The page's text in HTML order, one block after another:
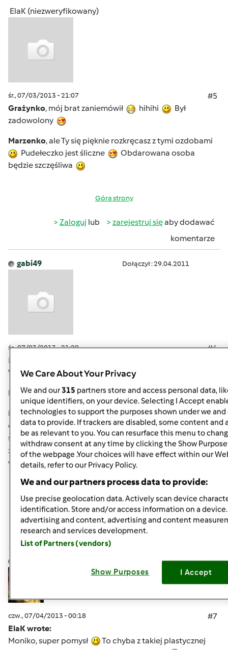
ElaK (niezweryfikowany)
śr., 07/03/2013 - 21:07
#5
Grażynko, mój brat zaniemówił hihihi
Był
zadowolony
Marzenko, ale Ty się pięknie rozkręcasz z tymi ozdobami
Pudełeczko jest śliczne
Obdarowana osoba
będzie szczęśliwa
Góra strony
Zaloguj lub zarejestruj sięaby dodawać
komentarze
gabi49 Dołączył : 29.04.2011
śr., 07/03/2013 - 21:29
#6
No, no , same talenty się tutaj ujawniaja.
Wiedziałam, że jesteś w tym również genialna!
Marzenko,piękne pudełeczko na herbatkę.
Moniczko,znowu nas "podkręcasz". Ja będę piekła torcik
dla mojej młodszej wnusi na 8 urodzinki. Imprezka w
sobotę
Takiego koszyczka to jednak się nie podejmuję
zrobić.Chociaż?
A może masz link (filmik) do tego
wykonania ? Podrzuć, proszę.
Góra strony
Zalogujlub zarejestruj się aby dodawać
Dołączył : 07.05.2011
czw., 07/04/2013 - 00:18
#7
ElaK wrote:
Moniko, super pomysł
To chyba z takiej plastycznej
We Care About Your Privacy
We and our315 partners store and access personal data,
unique identifiers, on your device. Selecting I Accept
technologies to support the purposes shown under we and
data to provide. If trackers are disabled, some content and
be as relevant to you. You can resurface this menu to
withdraw consent at any time by clicking the Show
of the webpage .Your choices will have effect within our
details, refer to our Privacy Policy.
We and our partners process data to provide:
Use precise geolocation data. Actively scan device
identification. Store and/or access information on a
advertising and content, advertising and content
research and services development.
List of Partners (vendors)
Show Purposes I Accept